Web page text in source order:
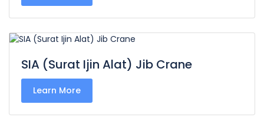
SIA (Surat Ijin Alat) Jib Crane
Learn More